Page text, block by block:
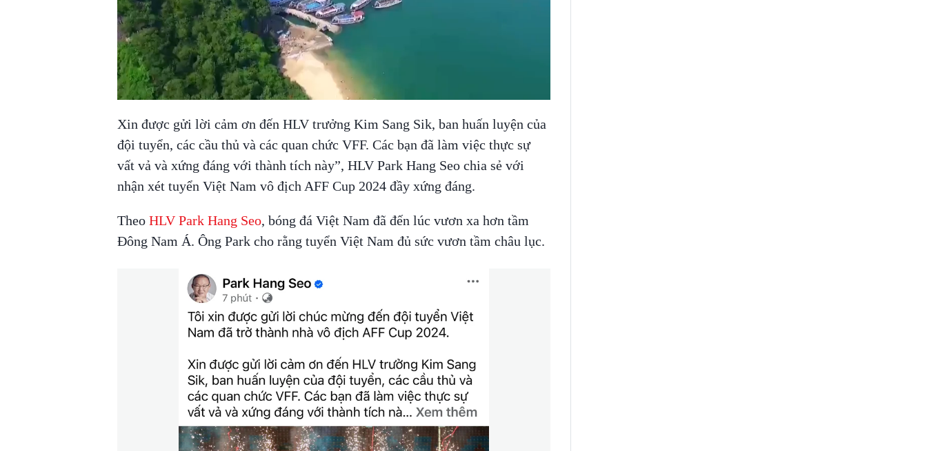
Xin được gửi lời cảm ơn đến HLV trưởng Kim Sang Sik, ban huấn luyện của
đội tuyển, các cầu thủ và các quan chức VFF. Các bạn đã làm việc thực sự
vất vả và xứng đáng với thành tích này”, HLV Park Hang Seo chia sẻ với
nhận xét tuyển Việt Nam vô địch AFF Cup 2024 đầy xứng đáng.
Theo HLV Park Hang Seo, bóng đá Việt Nam đã đến lúc vươn xa hơn tầm
Đông Nam Á. Ông Park cho rằng tuyển Việt Nam đủ sức vươn tầm châu lục.